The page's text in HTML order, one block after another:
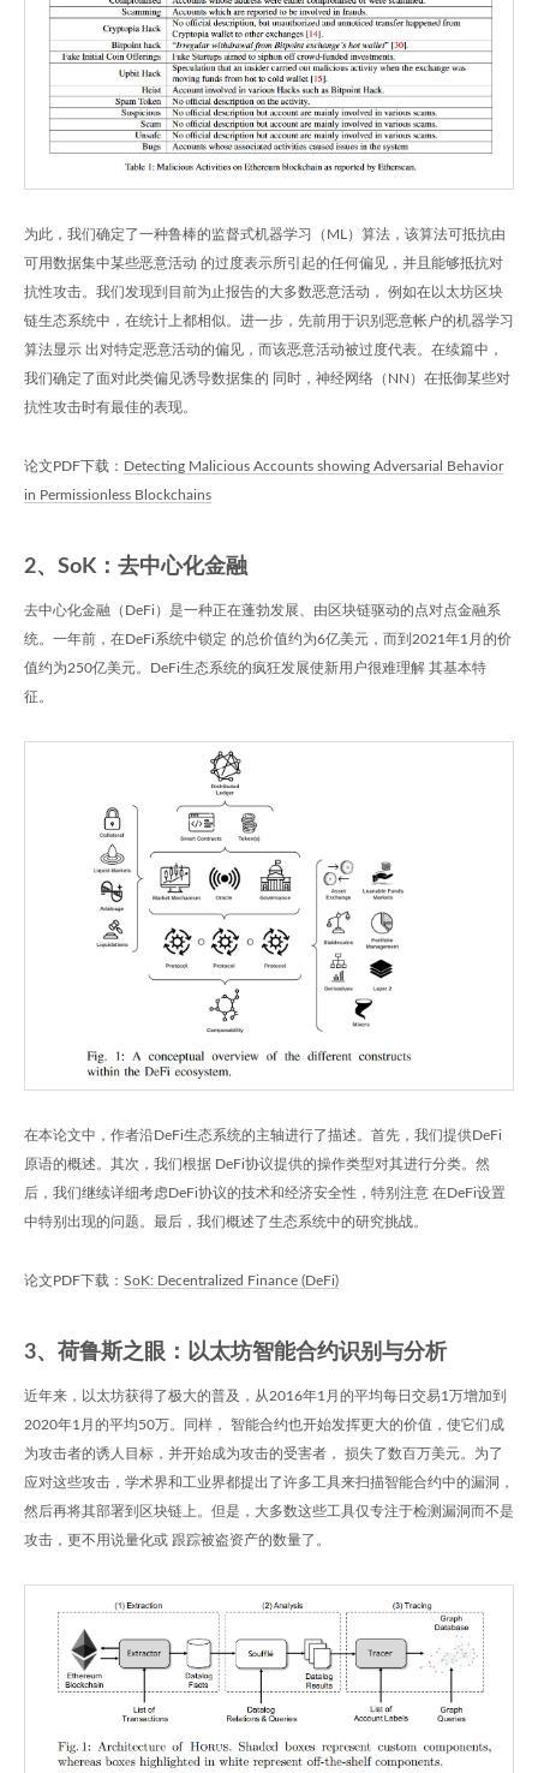
为此，我们确定了一种鲁棒的监督式机器学习（ML）算法，该算法可抵抗由
可用数据集中某些恶意活动 的过度表示所引起的任何偏见，并且能够抵抗对
抗性攻击。我们发现到目前为止报告的大多数恶意活动， 例如在以太坊区块
链生态系统中，在统计上都相似。进一步，先前用于识别恶意帐户的机器学习
算法显示 出对特定恶意活动的偏见，而该恶意活动被过度代表。在续篇中，
我们确定了面对此类偏见诱导数据集的 同时，神经网络（NN）在抵御某些对
抗性攻击时有最佳的表现。
论文PDF下载： Detecting Malicious Accounts showing Adversarial Behavior
in Permissionless Blockchains
2、SoK：去中心化金融
去中心化金融（DeFi）是一种正在蓬勃发展、由区块链驱动的点对点金融系
统。一年前，在DeFi系统中锁定 的总价值约为6亿美元，而到2021年1月的价
值约为250亿美元。DeFi生态系统的疯狂发展使新用户很难理解 其基本特
征。
在本论文中，作者沿DeFi生态系统的主轴进行了描述。首先，我们提供DeFi
原语的概述。其次，我们根据 DeFi协议提供的操作类型对其进行分类。然
后，我们继续详细考虑DeFi协议的技术和经济安全性，特别注意 在DeFi设置
中特别出现的问题。最后，我们概述了生态系统中的研究挑战。
论文PDF下载： SoK: Decentralized Finance (DeFi)
3、荷鲁斯之眼：以太坊智能合约识别与分析
近年来，以太坊获得了极大的普及，从2016年1月的平均每日交易1万增加到
2020年1月的平均50万。同样， 智能合约也开始发挥更大的价值，使它们成
为攻击者的诱人目标，并开始成为攻击的受害者， 损失了数百万美元。为了
应对这些攻击，学术界和工业界都提出了许多工具来扫描智能合约中的漏洞，
然后再将其部署到区块链上。但是，大多数这些工具仅专注于检测漏洞而不是
攻击，更不用说量化或 跟踪被盗资产的数量了。